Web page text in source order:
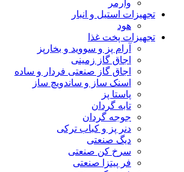
وارمر
تجهیزات استیل و انبار
هود
تجهیزات پخت غذا
آرام پز و سووید و بخارپز
اجاق گاز زمینی
اجاق گاز صنعتی فردار و ساده
اسنک ساز و ساندویچ ساز
پاستا پز
تابه گردان
جوجه گردان
دنر پز و کباب ترکی
دیگ صنعتی
سرخ کن صنعتی
فر پیتزا صنعتی